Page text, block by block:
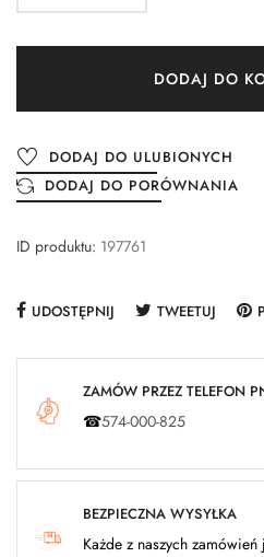
DODAJ DO
DODAJ DO ULUBIONYCH
DODAJ DO PORÓWNANIA
ID produktu: 197761
UDOSTĘPNIJ TWEETUJ
ZAMÓW PRZEZ TELEFON
☎574-000-825
BEZPIECZNA WYSYŁKA
Każde z naszych zamówień